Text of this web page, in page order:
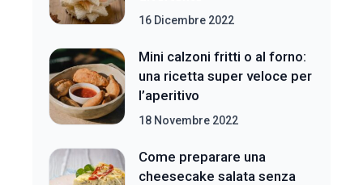
16 Dicembre 2022
Mini calzoni fritti o al forno:
una ricetta super veloce per
l’aperitivo
18 Novembre 2022
Come preparare una
cheesecake salata senza